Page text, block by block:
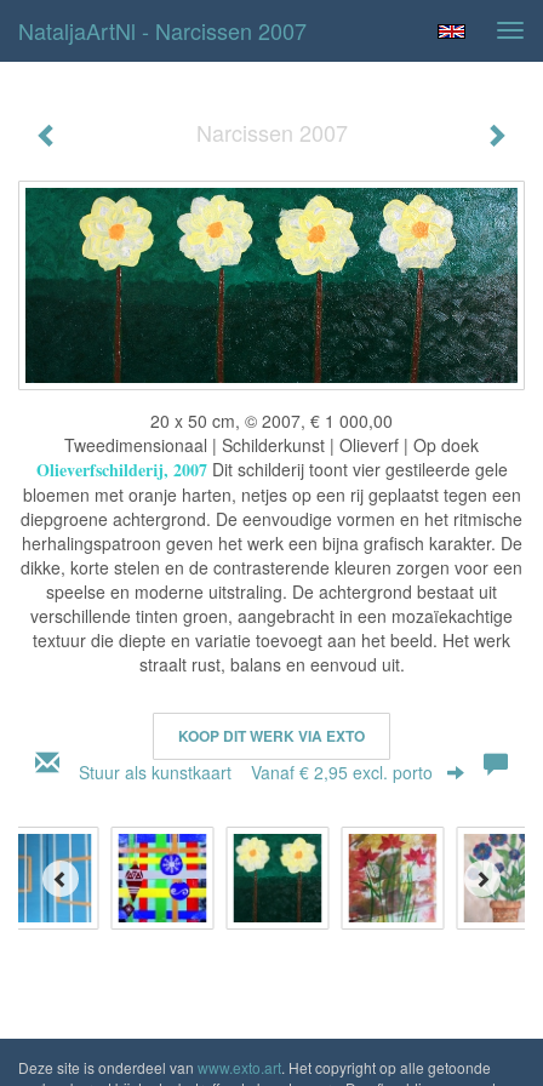
NataljaArtNl - Narcissen 2007
Narcissen 2007
20 x 50 cm, © 2007, € 1 000,00
Tweedimensionaal | Schilderkunst | Olieverf | Op doek
Olieverfschilderij, 2007Dit schilderij toont vier gestileerde gele
bloemen met oranje harten, netjes op een rij geplaatst tegen een
diepgroene achtergrond. De eenvoudige vormen en het ritmische
herhalingspatroon geven het werk een bijna grafisch karakter. De
dikke, korte stelen en de contrasterende kleuren zorgen voor een
speelse en moderne uitstraling. De achtergrond bestaat uit
verschillende tinten groen, aangebracht in een mozaïekachtige
textuur die diepte en variatie toevoegt aan het beeld. Het werk
straalt rust, balans en eenvoud uit.
KOOP DIT WERK VIA EXTO
Stuur als kunstkaart Vanaf € 2,95 excl. porto
Deze site is onderdeel van www.exto.art. Het copyright op alle getoonde